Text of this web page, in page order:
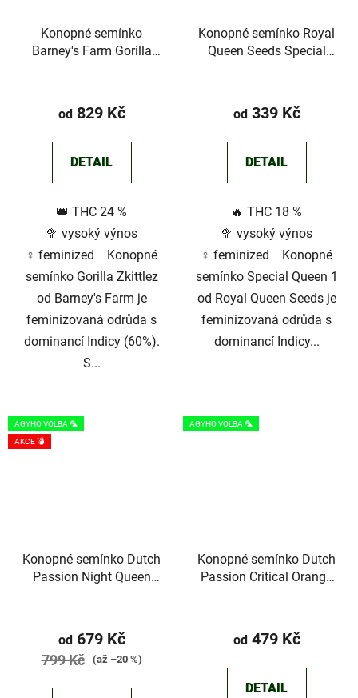
Konopné semínko
Barney's Farm Gorilla
hodnocení
2,5
5
hvězdiček.
od829 Kč
DETAIL
👑 THC 24 %
🥦 vysoký výnos
♀️ feminized Konopné
semínko Gorilla Zkittlez
od Barney's Farm je
feminizovaná odrůda s
dominancí Indicy (60%).
S...
Konopné semínko Royal
Queen Seeds Special
hodnocení
5,0
5
hvězdiček.
od339 Kč
DETAIL
🔥 THC 18 %
🥦 vysoký výnos
♀️ feminized Konopné
semínko Special Queen 1
od Royal Queen Seeds je
feminizovaná odrůda s
dominancí Indicy...
AGYHO VOLBA 🦜
AKCE 💣
Konopné semínko Dutch
Passion Night Queen
hodnocení
produktu
od679 Kč
799 Kč (až –20 %)
AGYHO VOLBA 🦜
Konopné semínko Dutch
Passion Critical Orange
od479 Kč
DETAIL